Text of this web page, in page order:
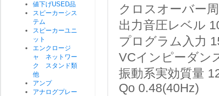
クロスオーバー
出力音圧レベル
プログラム入力
VCインピーダン
振動系実効質量
Qo 0.48(40Hz)
値下げUSED品
スピーカーシス
テム
スピーカーユニ
ット
エンクロージ
ャ ネットワー
ク スタンド類
他
アンプ
アナログプレー